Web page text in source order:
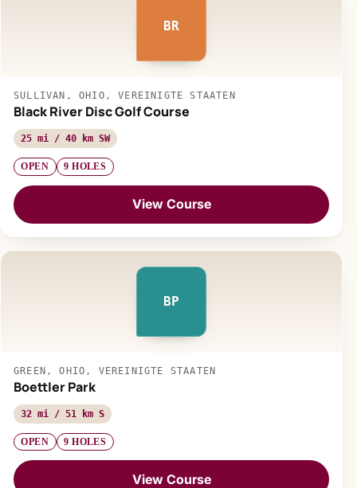
BR
SULLIVAN, OHIO, VEREINIGTE STAATEN
Black River Disc Golf Course
25 mi / 40 km SW
OPEN 9 HOLES
View Course
BP
GREEN, OHIO, VEREINIGTE STAATEN
Boettler Park
32 mi / 51 km S
OPEN 9 HOLES
View Course